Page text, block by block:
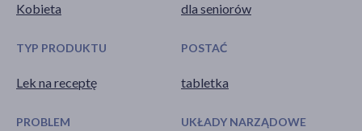
Kobieta
dla seniorów
TYP PRODUKTU
Lek na receptę
POSTAĆ
tabletka
PROBLEM UKŁADY NARZĄDOWE